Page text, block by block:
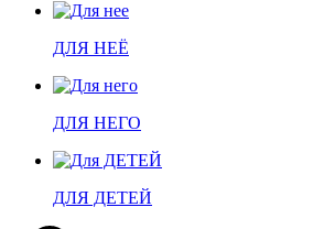
ДЛЯ НЕЁ
ДЛЯ НЕГО
ДЛЯ ДЕТЕЙ